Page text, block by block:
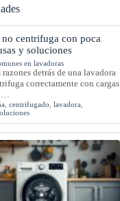
centrifuga con poca
y soluciones
en lavadoras
detrás de una lavadora
correctamente con cargas
,centrifugado ,lavadora